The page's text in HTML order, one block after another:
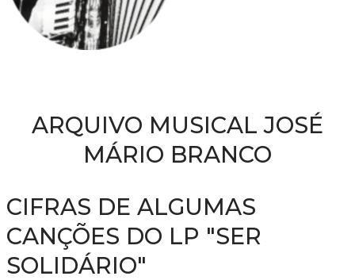
ARQUIVO MUSICAL JOSÉ
MÁRIO BRANCO
CIFRAS DE ALGUMAS
CANÇÕES DO LP "SER
SOLIDÁRIO"